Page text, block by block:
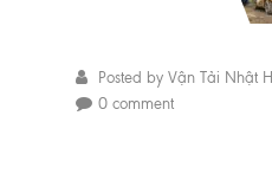
Posted by Vận Tải Nhật
0 comment